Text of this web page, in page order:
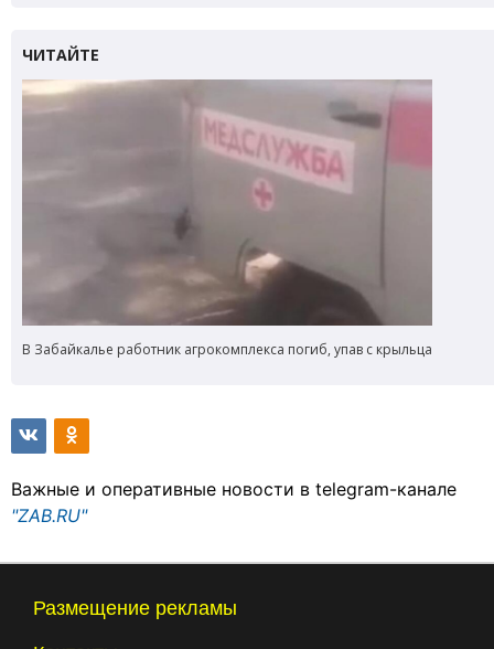
В Забайкалье работник агрокомплекса погиб, упав с крыльца
Важные и оперативные новости в telegram-канале
"ZAB.RU"
Размещение рекламы